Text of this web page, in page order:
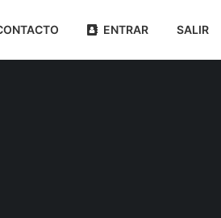
ENTRAR SALIR